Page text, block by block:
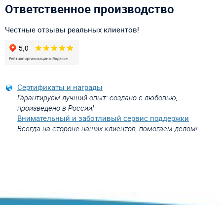
Ответственное производство
Честные отзывы реальных клиентов!
Сертификаты и награды
Гарантируем лучший опыт: создано с любовью,
произведено в России!
Внимательный и заботливый сервис поддержки
Всегда на стороне наших клиентов, помогаем делом!